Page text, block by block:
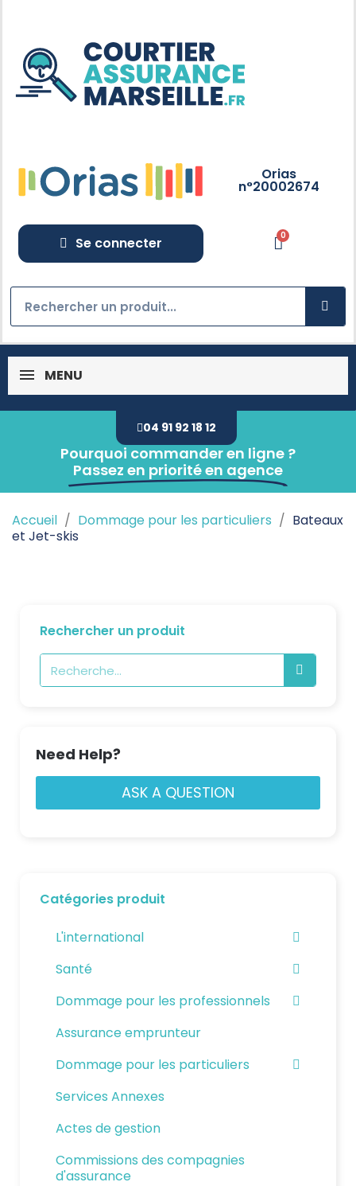
Orias
n°20002674
Se connecter
MENU
04 91 92 18 12
Pourquoi commander en ligne ?
Passez en priorité en agence
Accueil Dommage pour les particuliers
Bateaux
et Jet-skis
Rechercher un produit
Need Help?
ASK A QUESTION
Catégories produit
L'international
Santé
Dommage pour les professionnels
Assurance emprunteur
Dommage pour les particuliers
Services Annexes
Actes de gestion
Commissions des compagnies
d'assurance